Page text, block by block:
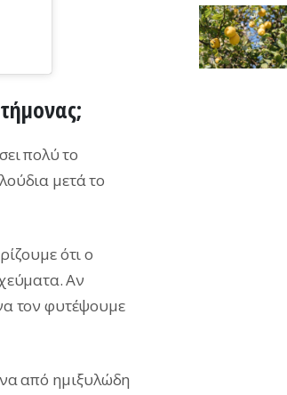
πολύ το
μετά το
ότι ο
Αν
τον φυτέψουμε
από ημιξυλώδη